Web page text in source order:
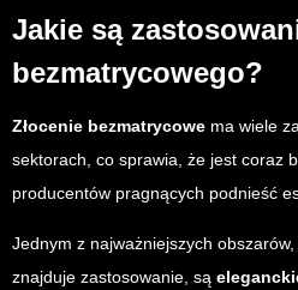
Jakie są
bezmatrycowego?
Złocenie bezmatrycowe ma wiele
sektorach, co sprawia, że jest coraz
producentów pragnących podnieść
Jednym z najważniejszych
znajduje zastosowanie, są